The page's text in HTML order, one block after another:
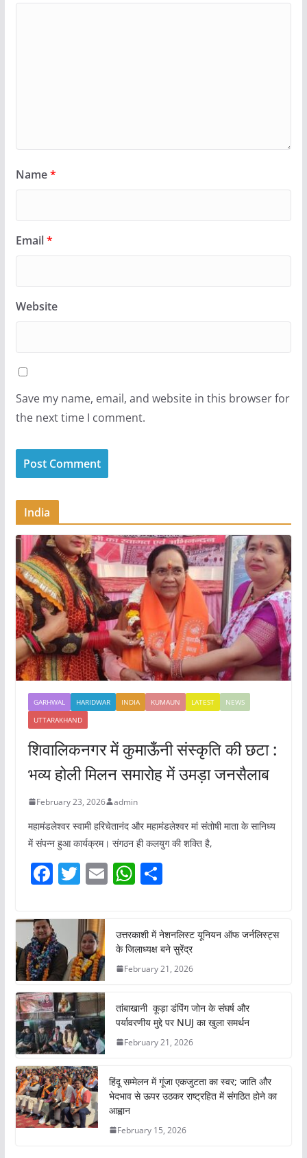
Name*
Email*
Website
Save my name, email, and website in this browser for
the next time I comment.
India
GARHWAL HARIDWAR INDIA KUMAUN LATEST
NEWS
UTTARAKHAND
शिवालिकनगर में कुमाऊँनी संस्कृति की छटा :
भव्य होली मिलन समारोह में उमड़ा जनसैलाब
February 23, 2026 admin
महामंडलेश्वर स्वामी हरिचेतानंद और महामंडलेश्वर मां संतोषी माता के सानिध्य
में संपन्न हुआ कार्यक्रम। संगठन ही कलयुग की शक्ति है,
F
c
e
b
o
o
k
T
itt
er
E W
s
A
p
S
e
उत्तरकाशी में नेशनलिस्ट यूनियन ऑफ जर्नलिस्ट्स
के जिलाध्यक्ष बने सुरेंद्र
February 21, 2026
तांबाखानी कूड़ा डंपिंग जोन के संघर्ष और
पर्यावरणीय मुद्दे पर NUJ का खुला समर्थन
February 21, 2026
हिंदू सम्मेलन में गूंजा एकजुटता का स्वर; जाति और
भेदभाव से ऊपर उठकर राष्ट्रहित में संगठित होने का
आह्वान
February 15, 2026